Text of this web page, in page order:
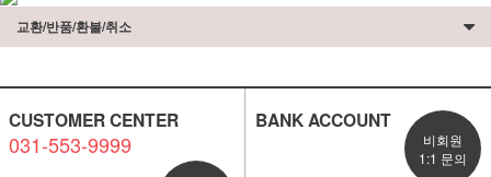
교환/반품/환불/취소
CUSTOMER CENTER
031-553-9999
BANK ACCOUNT
비회원
1:1 문의